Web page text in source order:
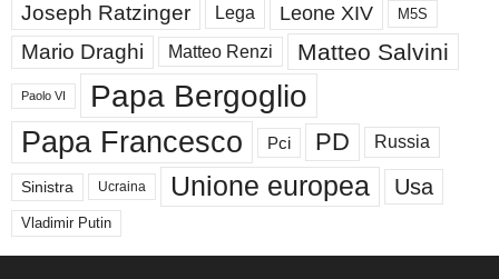
Joseph Ratzinger Lega Leone XIV M5S
Mario Draghi Matteo Renzi Matteo Salvini
Paolo VI Papa Bergoglio
Papa Francesco Pci PD Russia
Sinistra Ucraina Unione europea Usa
Vladimir Putin